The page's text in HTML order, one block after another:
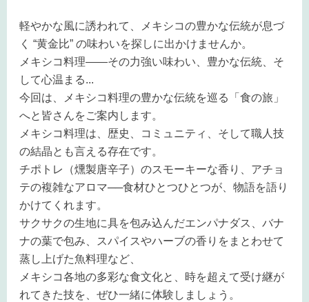
軽やかな風に誘われて、メキシコの豊かな伝統が息づ
く “黄金比” の味わいを探しに出かけませんか。
メキシコ料理――その力強い味わい、豊かな伝統、そ
して心温まる...
今回は、メキシコ料理の豊かな伝統を巡る「食の旅」
へと皆さんをご案内します。
メキシコ料理は、歴史、コミュニティ、そして職人技
の結晶とも言える存在です。
チポトレ（燻製唐辛子）のスモーキーな香り、アチョ
テの複雑なアロマ──食材ひとつひとつが、物語を語り
かけてくれます。
サクサクの生地に具を包み込んだエンパナダス、バナ
ナの葉で包み、スパイスやハーブの香りをまとわせて
蒸し上げた魚料理など、
メキシコ各地の多彩な食文化と、時を超えて受け継が
れてきた技を、ぜひ一緒に体験しましょう。